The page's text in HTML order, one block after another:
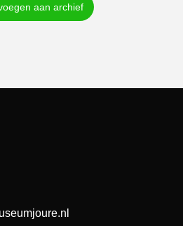
aan archief